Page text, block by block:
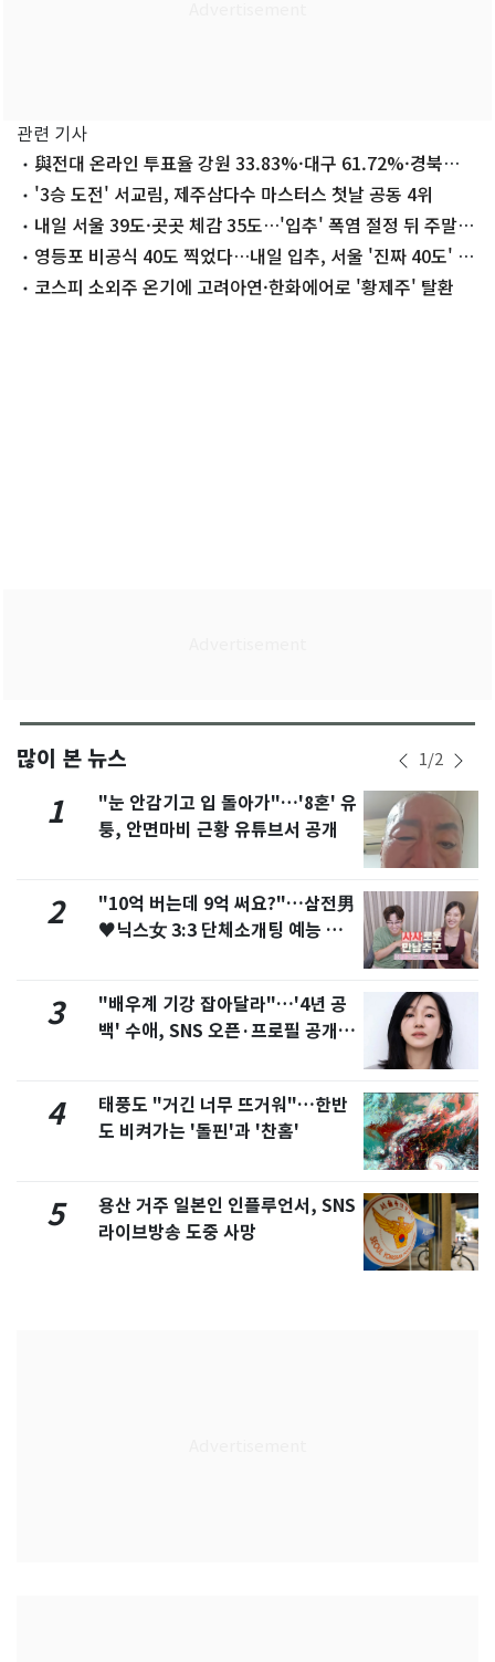
관련 기사
與전대 온라인 투표율 강원 33.83%·대구 61.72%·경북
60.12%
'3승 도전' 서교림, 제주삼다수 마스터스 첫날 공동 4위
내일 서울 39도·곳곳 체감 35도…'입추' 폭염 절정 뒤 주말
소나기(종합)
영등포 비공식 40도 찍었다…내일 입추, 서울 '진짜 40도' 넘
나 코스피 소외주 온기에 고려아연·한화에어로 '황제주' 탈환
많이 본 뉴스 1/2
1
"눈 안감기고 입 돌아가"…'8혼' 유
퉁, 안면마비 근황 유튜브서 공개
2
"10억 버는데 9억 써요?"…삼전男
♥닉스女 3:3 단체소개팅 예능 화
3
"배우계 기강 잡아달라"…'4년 공
백' 수애, SNS 오픈·프로필 공개
4
태풍도 "거긴 너무 뜨거워"…한반
도 비켜가는 '돌핀'과 '찬홈'
5
용산 거주 일본인 인플루언서, SNS
라이브방송 도중 사망